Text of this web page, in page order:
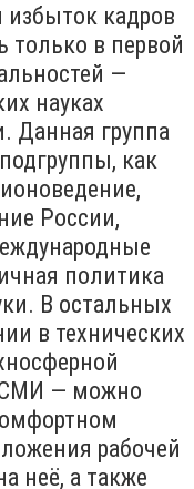
кадров
только в первой
—
науках
Данная группа
как
России,
политика
В остальных
в технических
СМИ — можно
рабочей
неё, а также